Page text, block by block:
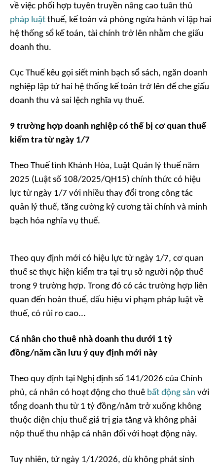
về việc phối hợp tuyên truyền nâng cao tuân thủ
pháp luật thuế, kế toán và phòng ngừa hành vi lập hai
hệ thống sổ kế toán, tài chính trở lên nhằm che giấu
doanh thu.
Cục Thuế kêu gọi siết minh bạch sổ sách, ngăn doanh
nghiệp lập từ hai hệ thống kế toán trở lên để che giấu
doanh thu và sai lệch nghĩa vụ thuế.
9 trường hợp doanh nghiệp có thể bị cơ quan thuế
kiểm tra từ ngày 1/7
Theo Thuế tỉnh Khánh Hòa, Luật Quản lý thuế năm
2025 (Luật số 108/2025/QH15) chính thức có hiệu
lực từ ngày 1/7 với nhiều thay đổi trong công tác
quản lý thuế, tăng cường kỷ cương tài chính và minh
bạch hóa nghĩa vụ thuế.
Theo quy định mới có hiệu lực từ ngày 1/7, cơ quan
thuế sẽ thực hiện kiểm tra tại trụ sở người nộp thuế
trong 9 trường hợp. Trong đó có các trường hợp liên
quan đến hoàn thuế, dấu hiệu vi phạm pháp luật về
thuế, có rủi ro cao...
Cá nhân cho thuê nhà doanh thu dưới 1 tỷ
đồng/năm cần lưu ý quy định mới này
Theo quy định tại Nghị định số 141/2026 của Chính
phủ, cá nhân có hoạt động cho thuê bất động sản với
tổng doanh thu từ 1 tỷ đồng/năm trở xuống không
thuộc diện chịu thuế giá trị gia tăng và không phải
nộp thuế thu nhập cá nhân đối với hoạt động này.
Tuy nhiên, từ ngày 1/1/2026, dù không phát sinh